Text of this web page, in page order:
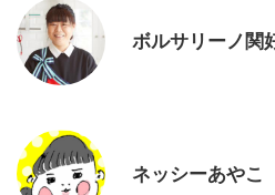
ボルサリーノ関
ネッシーあやこ